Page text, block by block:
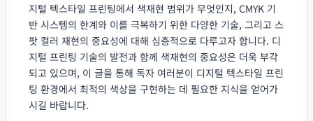
지털 텍스타일 프린팅에서 색재현 범위가 무엇인지, CMYK 기
반 시스템의 한계와 이를 극복하기 위한 다양한 기술, 그리고 스
팟 컬러 재현의 중요성에 대해 심층적으로 다루고자 합니다. 디
지털 프린팅 기술의 발전과 함께 색재현의 중요성은 더욱 부각
되고 있으며, 이 글을 통해 독자 여러분이 디지털 텍스타일 프린
팅 환경에서 최적의 색상을 구현하는 데 필요한 지식을 얻어가
시길 바랍니다.